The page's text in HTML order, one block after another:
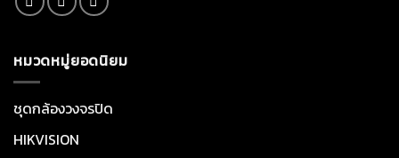
หมวดหมู่ยอดนิยม
ชุดกล้องวงจรปิด
HIKVISION